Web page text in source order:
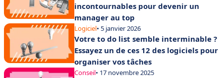
incontournables pour devenir un
manager au top
Logiciel• 5 janvier 2026
Votre to do list semble interminable ?
Essayez un de ces 12 des logiciels pour
organiser vos tâches
Conseil• 17 novembre 2025